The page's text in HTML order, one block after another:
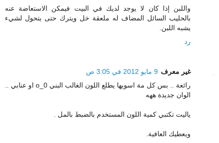
واللبن إذا كان لا يوجد لديك في البيت فيمكن الاستعاضة عنه
بالحليب السائل المضاف له ملعقة خل ويترك حتى يتحول لشيء
يشبه اللبن.
رد
غير معرف 9 مايو 2012 في 3:05 ص
رائعة .. بس كل مة اسويها يطلع اللون الغالب البني o_0 او عنابي ..
الوان جديدة ههه
ياليت تكتبي كمية اللون المستخدم بالضبط بالمل .
ويعطيك العافية.